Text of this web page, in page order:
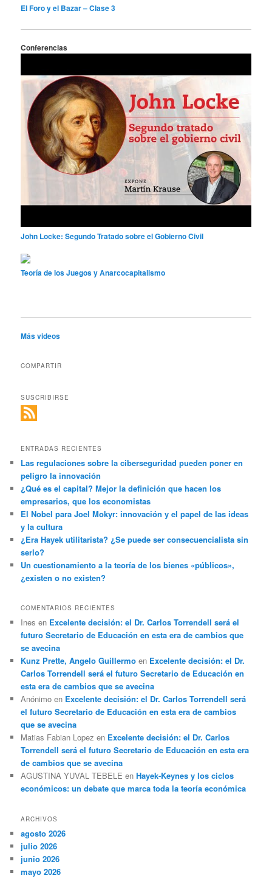
El Foro y el Bazar – Clase 3
Conferencias
John Locke: Segundo Tratado sobre el Gobierno Civil
Teoría de los Juegos y Anarcocapitalismo
Más videos
COMPARTIR
SUSCRIBIRSE
ENTRADAS RECIENTES
Las regulaciones sobre la ciberseguridad pueden poner en
peligro la innovación
¿Qué es el capital? Mejor la definición que hacen los
empresarios, que los economistas
El Nobel para Joel Mokyr: innovación y el papel de las ideas
y la cultura
¿Era Hayek utilitarista? ¿Se puede ser consecuencialista sin
serlo?
Un cuestionamiento a la teoría de los bienes «públicos»,
¿existen o no existen?
COMENTARIOS RECIENTES
Ines en Excelente decisión: el Dr. Carlos Torrendell será el
futuro Secretario de Educación en esta era de cambios que
se avecina
Kunz Prette, Angelo Guillermo en Excelente decisión: el Dr.
Carlos Torrendell será el futuro Secretario de Educación en
esta era de cambios que se avecina
Anónimo en Excelente decisión: el Dr. Carlos Torrendell será
el futuro Secretario de Educación en esta era de cambios
que se avecina
Matias Fabian Lopez en Excelente decisión: el Dr. Carlos
Torrendell será el futuro Secretario de Educación en esta era
de cambios que se avecina
AGUSTINA YUVAL TEBELE enHayek-Keynes y los ciclos
económicos: un debate que marca toda la teoría económica
ARCHIVOS
agosto 2026
julio 2026
junio 2026
mayo 2026